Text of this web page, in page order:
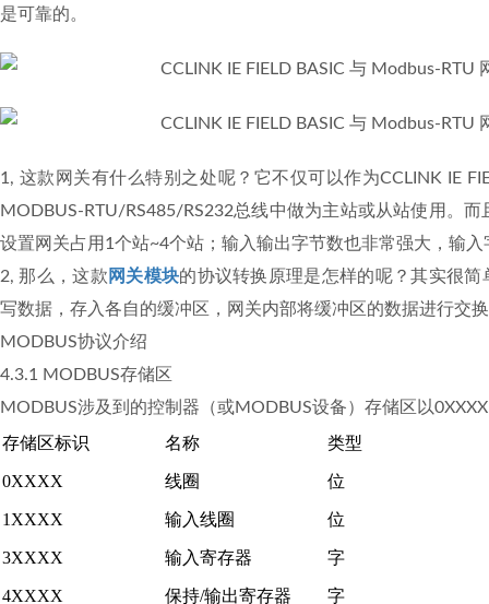
是可靠的。
1, 这款网关有什么特别之处呢？它不仅可以作为CCLINK IE
MODBUS-RTU/RS485/RS232总线中做为主站或从站使用。
设置网关占用1个站~4个站；输入输出字节数也非常强大，输
2, 那么，这款 网关模块的协议转换原理是怎样的呢？其实很简
写数据，存入各自的缓冲区，网关内部将缓冲区的数据进行交
MODBUS协议介绍
4.3.1 MODBUS存储区
MODBUS涉及到的控制器（或MODBUS设备）存储区以
存储区标识 名称 类型
0XXXX 线圈 位
1XXXX 输入线圈 位
3XXXX 输入寄存器 字
4XXXX 保持/输出寄存器 字